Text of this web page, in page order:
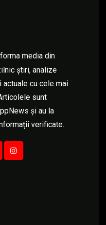
media din
știri, analize
cu cele mai
sunt
și au la
verificate.